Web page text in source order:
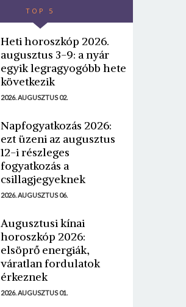
TOP 5
Heti horoszkóp 2026.
augusztus 3-9: a nyár
egyik legragyogóbb hete
következik
2026. AUGUSZTUS 02.
Napfogyatkozás 2026:
ezt üzeni az augusztus
12-i részleges
fogyatkozás a
csillagjegyeknek
2026. AUGUSZTUS 06.
Augusztusi kínai
horoszkóp 2026:
elsöprő energiák,
váratlan fordulatok
érkeznek
2026. AUGUSZTUS 01.